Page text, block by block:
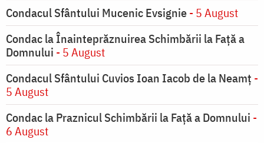
Condacul Sfântului Mucenic Evsignie- 5 August
Condac la Înainteprăznuirea Schimbării la Faţă a
Domnului - 5 August
Condacul Sfântului Cuvios Ioan Iacob de la Neamț -
5 August
Condac la Praznicul Schimbării la Faţă a Domnului -
6 August